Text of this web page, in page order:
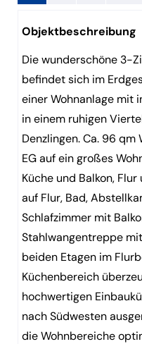
Objektbeschreibung
Die wunderschöne 3-
befindet sich im
einer Wohnanlage mit
in einem ruhigen
Denzlingen. Ca. 96
EG auf ein großes
Küche und Balkon,
auf Flur, Bad,
Schlafzimmer mit
Stahlwangentreppe
beiden Etagen im
Küchenbereich
hochwertigen
nach Südwesten
die Wohnbereiche